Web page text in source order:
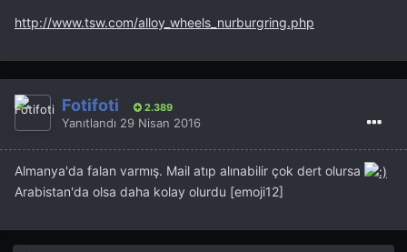
http://www.tsw.com/alloy_wheels_nurburgring.php
Fotifoti 2.389
Yanıtlandı 29 Nisan 2016
Almanya'da falan varmış. Mail atıp alınabilir çok dert olursa
Arabistan'da olsa daha kolay olurdu [emoji12]